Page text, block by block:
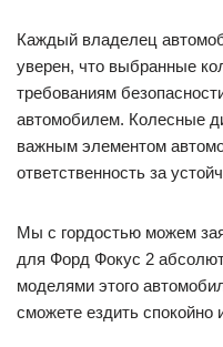
Каждый владелец
уверен, что выбранные
требованиям
автомобилем. Колесные
важным элементом
ответственность за
Мы с гордостью можем
для Форд Фокус 2
моделями этого
сможете ездить спокойно